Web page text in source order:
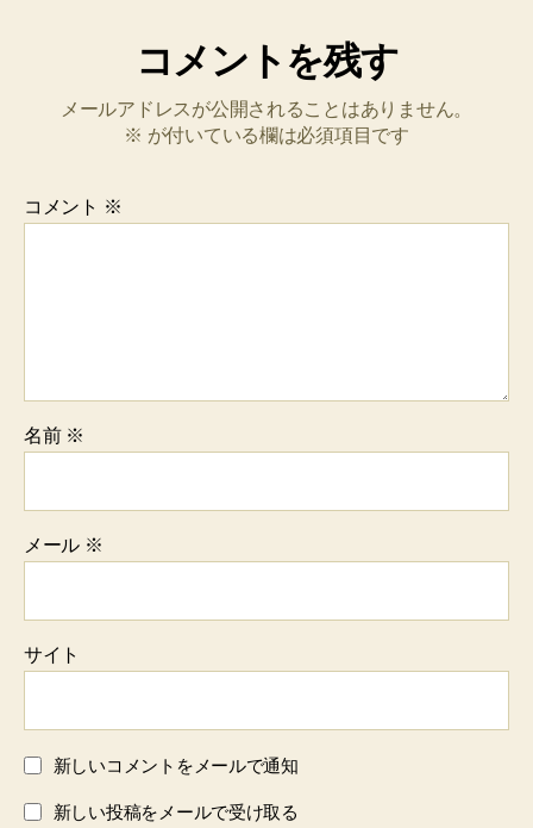
コメントを残す
メールアドレスが公開されることはありません。
※ が付いている欄は必須項目です
コメント ※
名前 ※
メール ※
サイト
新しいコメントをメールで通知
新しい投稿をメールで受け取る